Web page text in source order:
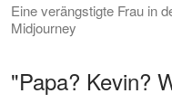
Eine verängstigte Frau in
Midjourney
"Papa? Kevin?